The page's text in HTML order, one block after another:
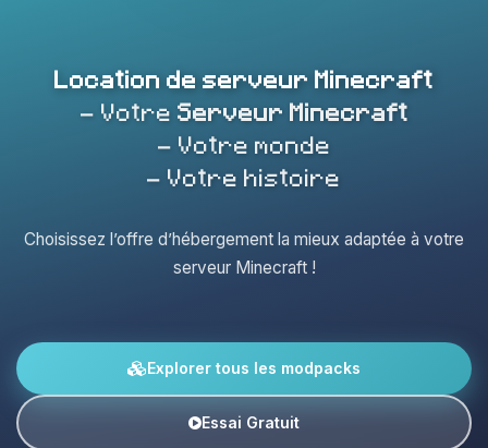
Location de serveur Minecraft
- Votre Serveur Minecraft
- Votre monde
- Votre histoire
Choisissez l’offre d’hébergement la mieux adaptée à votre
serveur Minecraft !
Explorer tous les modpacks
Essai Gratuit